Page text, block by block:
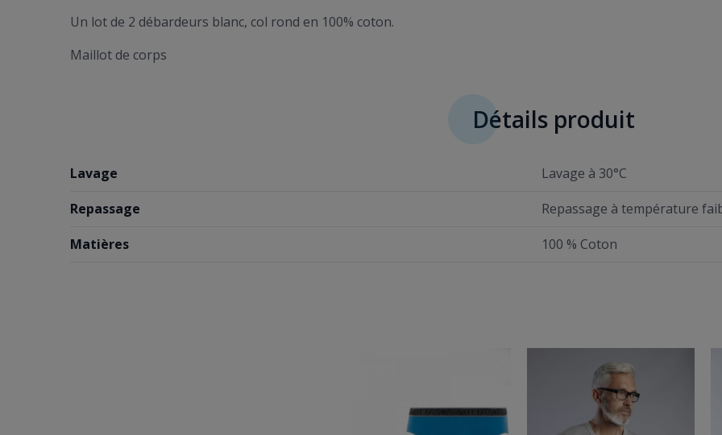
Un lot de 2 débardeurs blanc, col rond en 100% coton.
Maillot de corps
Détails produit
Lavage
Lavage à 30°C
Repassage
Repassage à température
Matières
100 % Coton